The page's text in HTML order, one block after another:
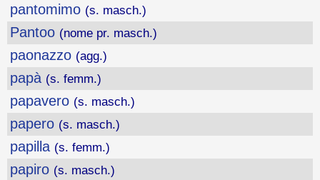
pantomimo (s. masch.)
Pantoo (nome pr. masch.)
paonazzo (agg.)
papà (s. femm.)
papavero (s. masch.)
papero (s. masch.)
papilla (s. femm.)
papiro (s. masch.)